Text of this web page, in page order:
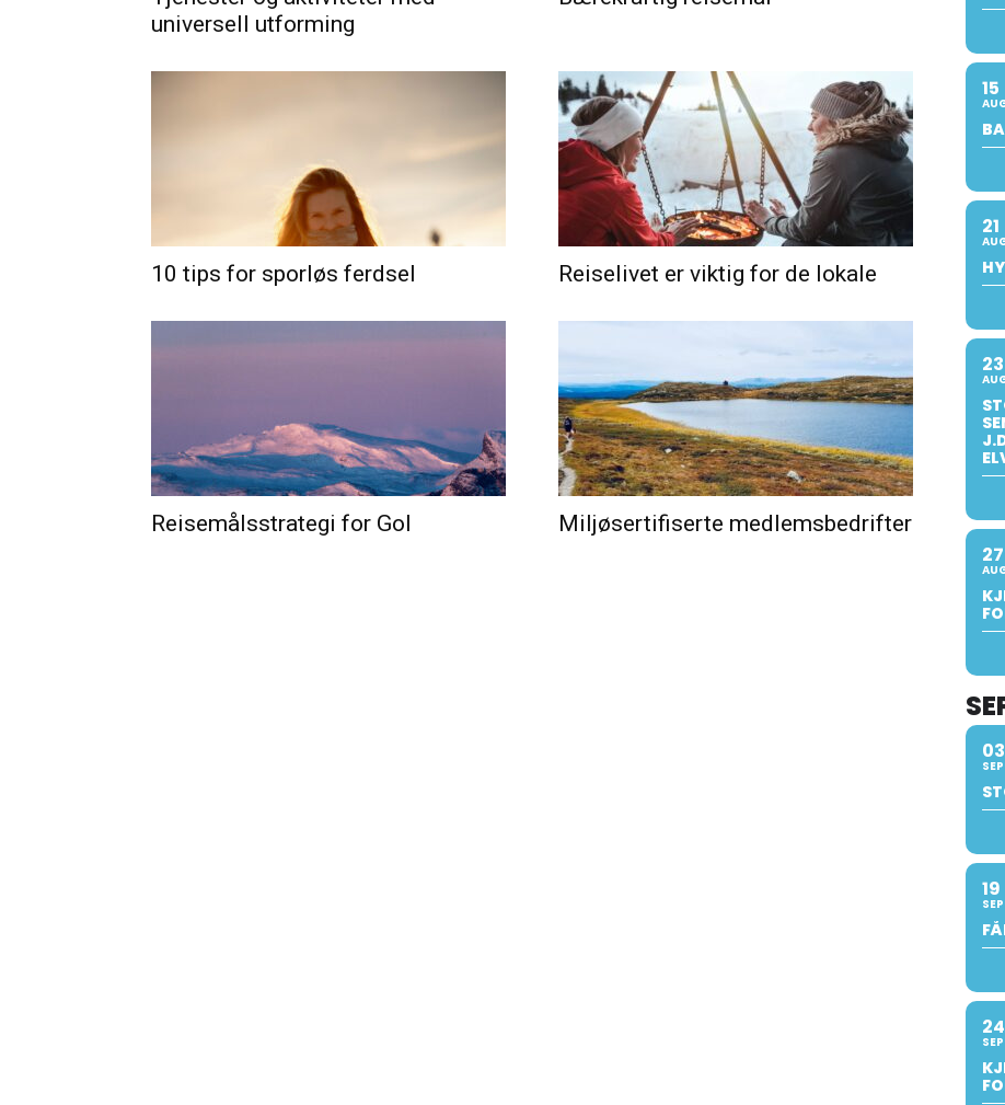
universell utforming
10 tips for sporløs ferdsel Reiselivet er viktig for de lokale
Reisemålsstrategi for Gol Miljøsertifiserte medlemsbedrifter
15
21
23
27
03
SEP
19
SEP
24
SEP